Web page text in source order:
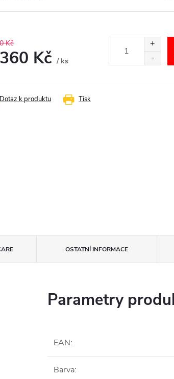
Kč
Kč / ks
Tisk
Dotaz k produktu
OSTATNÍ INFORMACE
Parametry
EAN:
Barva: